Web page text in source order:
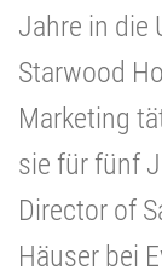
Jahre in die
Starwood
Marketing
sie für fünf
Director of
Häuser bei